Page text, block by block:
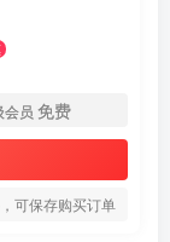
会员 免费
可保存购买订单